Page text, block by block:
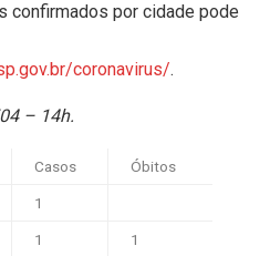
confirmados por cidade pode
coronavirus/.
– 14h.
Casos Óbitos
1
1 1